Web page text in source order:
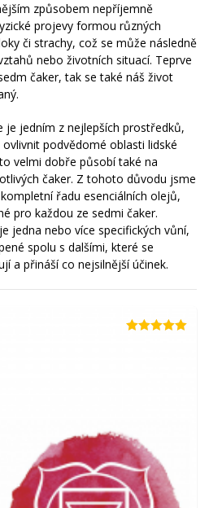
způsobem nepříjemně
projevy formou různých
či strachy, což se může následně
nebo životních situací. Teprve
čaker, tak se také náš život
je jedním z nejlepších prostředků,
podvědomé oblasti lidské
velmi dobře působí také na
čaker. Z tohoto důvodu jsme
řadu esenciálních olejů,
pro každou ze sedmi čaker.
jedna nebo více specifických vůní,
spolu s dalšími, které se
a přináší co nejsilnější účinek.